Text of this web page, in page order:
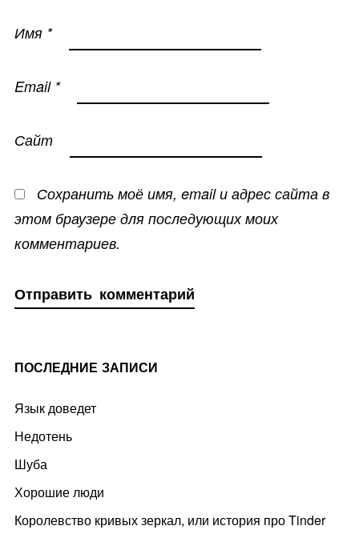
Имя *
Email *
Сайт
Сохранить моё имя, email и адрес сайта в
этом браузере для последующих моих
комментариев.
ПОСЛЕДНИЕ ЗАПИСИ
Язык доведет
Недотень
Шуба
Хорошие люди
Королевство кривых зеркал, или история про Tinder